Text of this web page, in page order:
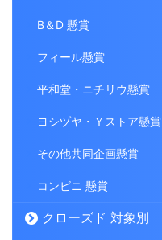
B＆D 懸賞
フィール懸賞
平和堂・ニチリウ懸賞
ヨシヅヤ・Ｙストア懸賞
その他共同企画懸賞
コンビニ 懸賞
クローズド 対象別